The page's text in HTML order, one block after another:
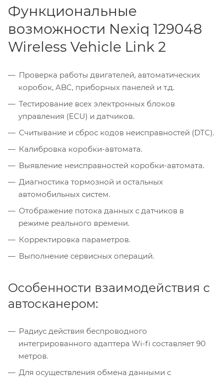
Функциональные
возможности Nexiq 129048
Wireless Vehicle Link 2
Проверка работы двигателей, автоматических
коробок, ABC, приборных панелей и т.д.
Тестирование всех электронных блоков
управления (ECU) и датчиков.
Считывание и сброс кодов неисправностей (DTC).
Калибровка коробки-автомата.
Выявление неисправностей коробки-автомата.
Диагностика тормозной и остальных
автомобильных систем.
Отображение потока данных с датчиков в
режиме реального времени.
Корректировка параметров.
Выполнение сервисных операций.
Особенности взаимодействия с
автосканером:
Радиус действия беспроводного
интегрированного адаптера Wi-fi составляет 90
метров.
Для осуществления обмена данными с